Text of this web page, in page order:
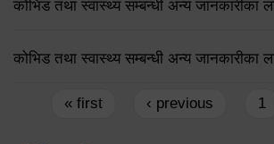
कोभिड तथा स्वास्थ्य सम्बन्धी अन्य जानकारीका
कोभिड तथा स्वास्थ्य सम्बन्धी अन्य जानकारीका
Pages
« first ‹ previous 1